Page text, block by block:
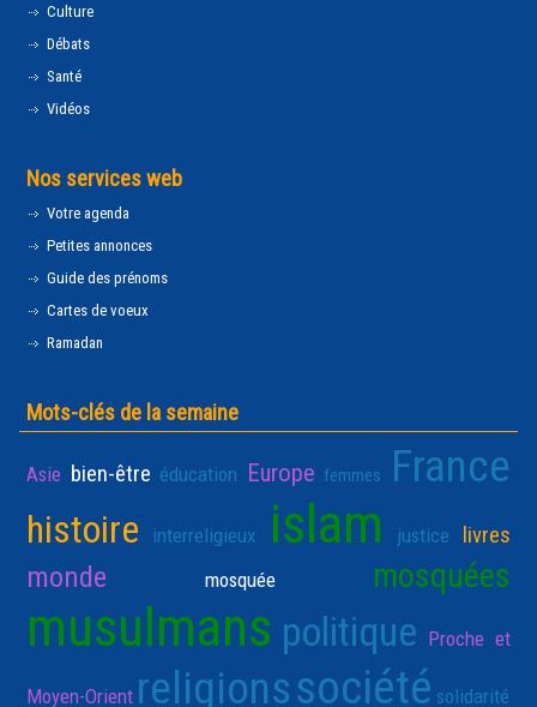
Culture
Débats
Santé
Vidéos
Nos services web
Votre agenda
Petites annonces
Guide des prénoms
Cartes de voeux
Ramadan
Mots-clés de la semaine
Asie bien-être éducation Europe femmes France
histoire interreligieux islam justice livres
monde mosquée mosquées
musulmans politique Proche et
Moyen-Orient religionssociété solidarité